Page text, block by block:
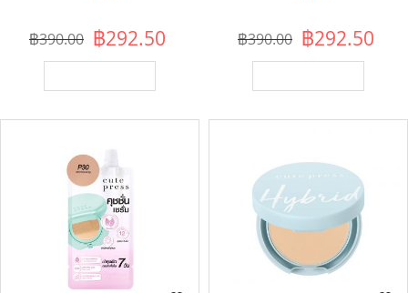
฿292.50
฿390.00 ฿292.50
฿390.00